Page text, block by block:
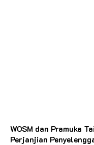
WOSM dan Pramuka
Perjanjian